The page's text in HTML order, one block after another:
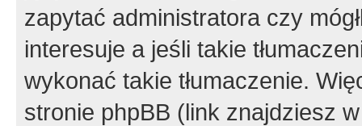
zapytać administratora czy
interesuje a jeśli takie
wykonać takie tłumaczenie.
stronie phpBB (link znajdziesz